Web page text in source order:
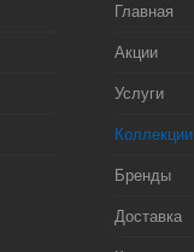
Главная
Акции
Услуги
Коллекции
Бренды
Доставка